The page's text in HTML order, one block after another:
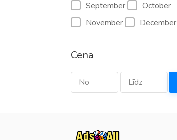
September
October
November
December
Cena